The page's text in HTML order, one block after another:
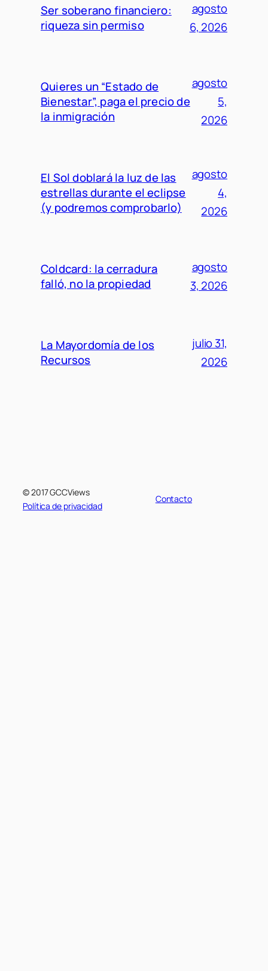
Ser soberano financiero:
riqueza sin permiso
agosto
6, 2026
Quieres un “Estado de
Bienestar”, paga el precio de
la inmigración
agosto
5,
2026
El Sol doblará la luz de las
estrellas durante el eclipse
(y podremos comprobarlo)
agosto
4,
2026
Coldcard: la cerradura
falló, no la propiedad
agosto
3, 2026
La Mayordomía de los
Recursos
julio 31,
2026
© 2017 GCCViews
Política de privacidad
Contacto